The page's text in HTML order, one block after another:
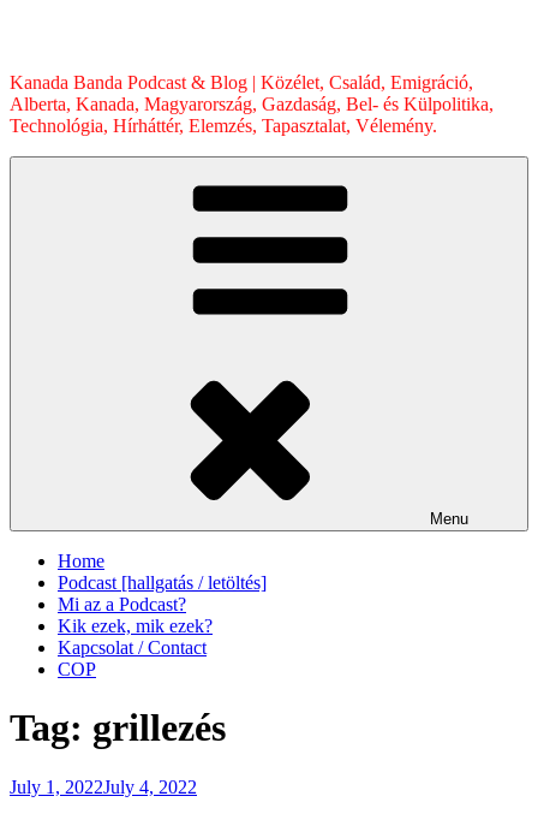
Kanada Banda Podcast & Blog | Közélet, Család, Emigráció,
Alberta, Kanada, Magyarország, Gazdaság, Bel- és Külpolitika,
Technológia, Hírháttér, Elemzés, Tapasztalat, Vélemény.
Menu
Home
Podcast [hallgatás / letöltés]
Mi az a Podcast?
Kik ezek, mik ezek?
Kapcsolat / Contact
COP
Tag: grillezés
Posted
July 1, 2022July 4, 2022